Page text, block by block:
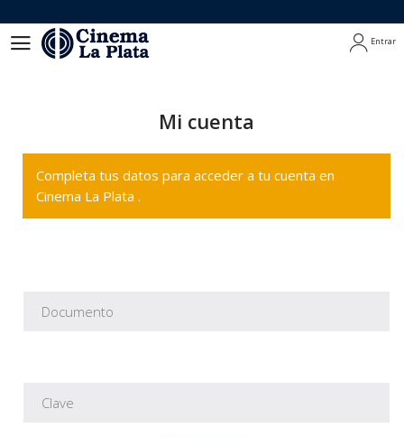
Entrar
Mi cuenta
Completa tus datos para acceder a tu cuenta en
Cinema La Plata .